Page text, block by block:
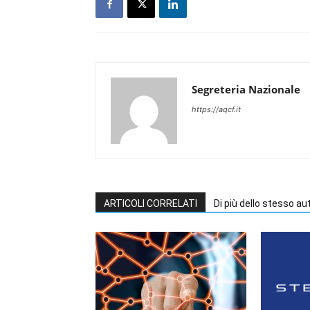
Segreteria Nazionale
https://aqcf.it
ARTICOLI CORRELATI Di più dello stesso